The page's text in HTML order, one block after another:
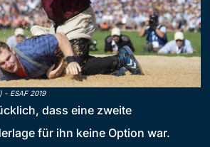
- ESAF 2019
dass eine zweite
für ihn keine Option war.